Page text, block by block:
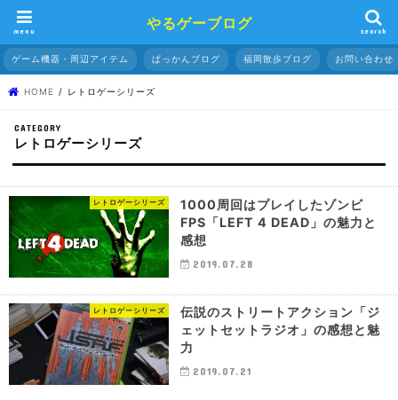
やるゲーブログ
search
menu
ゲーム機器・周辺アイテム ぱっかんブログ 福岡散歩ブログ お問い合わせ
HOME レトロゲーシリーズ
レトロゲーシリーズ
レトロゲーシリーズ
1000周回はプレイしたゾンビ
FPS「LEFT 4 DEAD」の魅力と
感想
2019.07.28
レトロゲーシリーズ
伝説のストリートアクション「ジ
ェットセットラジオ」の感想と魅
力
2019.07.21